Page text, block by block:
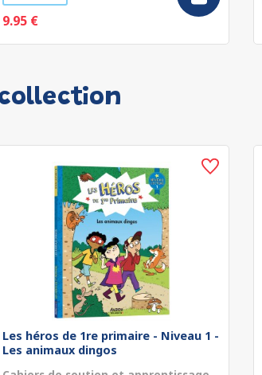
9.95 €
Les héros de 1re primaire - Niveau 1 -
Les animaux dingos